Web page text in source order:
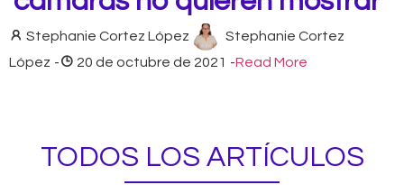
Stephanie Cortez López
Stephanie Cortez
López - 20 de octubre de 2021 -Read More
TODOS LOS ARTÍCULOS